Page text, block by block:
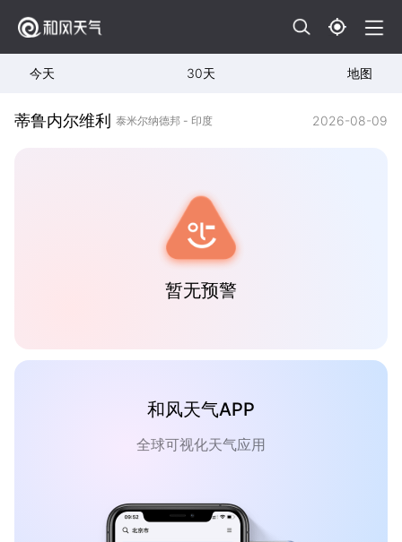
今天 30天 地图
蒂鲁内尔维利 泰米尔纳德邦 - 印度 2026-08-09
暂无预警
和风天气APP
全球可视化天气应用